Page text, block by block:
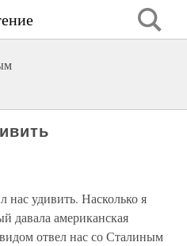
удивить. Насколько я
давала американская
отвел нас со Сталиным